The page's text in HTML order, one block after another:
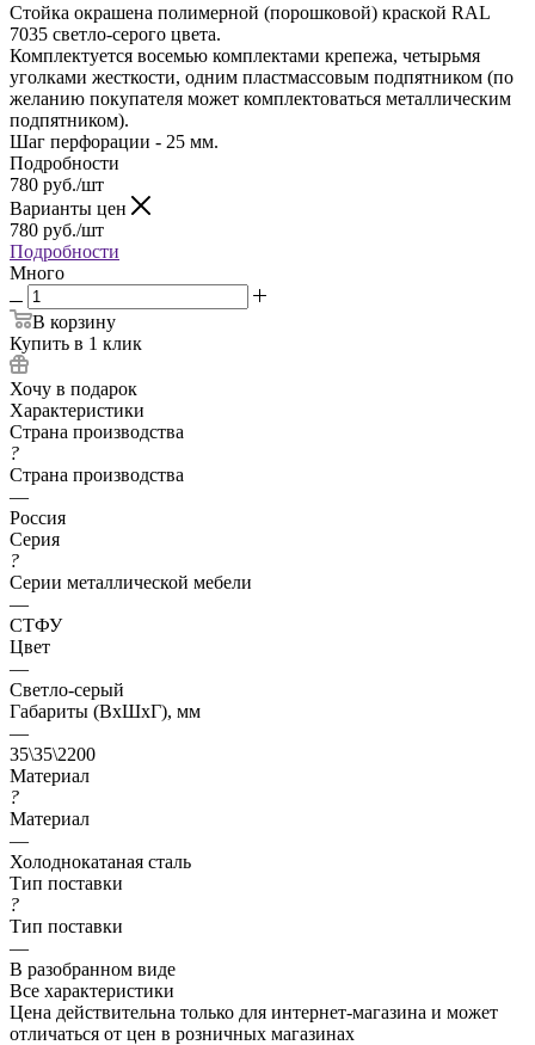
Стойка окрашена полимерной (порошковой) краской RAL
7035 светло-серого цвета.
Комплектуется восемью комплектами крепежа, четырьмя
уголками жесткости, одним пластмассовым подпятником (по
желанию покупателя может комплектоваться металлическим
подпятником).
Шаг перфорации - 25 мм.
Подробности
780 руб./шт
Варианты цен
780 руб./шт
Подробности
Много
В корзину
Купить в 1 клик
Хочу в подарок
Характеристики
Страна производства
?
Страна производства
—
Россия
Серия
?
Серии металлической мебели
—
СТФУ
Цвет
—
Светло-серый
Габариты (ВхШхГ), мм
—
35\35\2200
Материал
?
Материал
—
Холоднокатаная сталь
Тип поставки
?
Тип поставки
—
В разобранном виде
Все характеристики
Цена действительна только для интернет-магазина и может
отличаться от цен в розничных магазинах